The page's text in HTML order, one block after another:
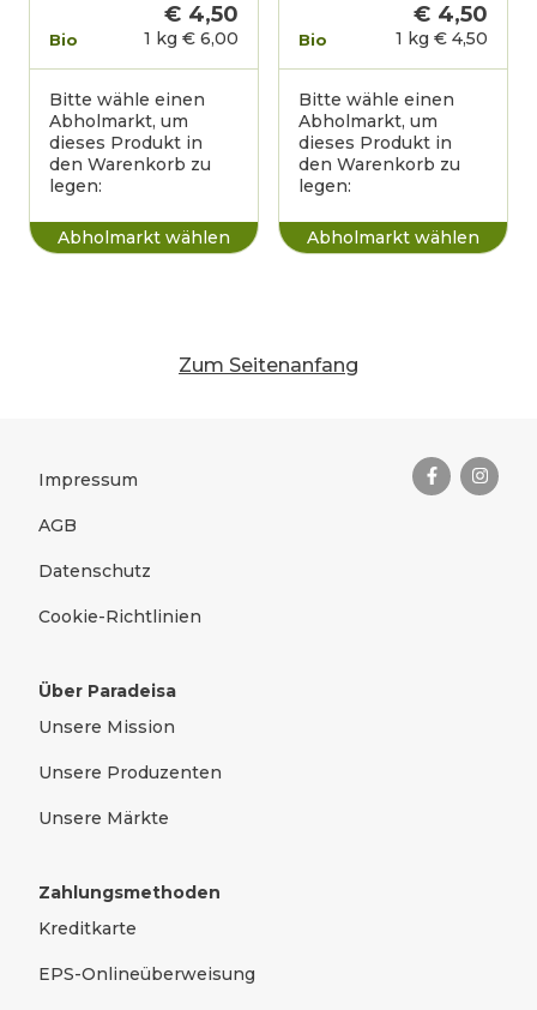
Bio
€ 4,50
1 kg € 6,00
Bitte wähle einen
Abholmarkt, um
dieses Produkt in
den Warenkorb zu
legen:
Bio
€ 4,50
1 kg € 4,50
Bitte wähle einen
Abholmarkt, um
dieses Produkt in
den Warenkorb zu
legen:
Zum Seitenanfang
Rechtliches
Impressum
AGB
Datenschutz
Cookie-Richtlinien
Über Paradeisa
Unsere Mission
Unsere Produzenten
Unsere Märkte
Zahlungsmethoden
Kreditkarte
EPS-Onlineüberweisung